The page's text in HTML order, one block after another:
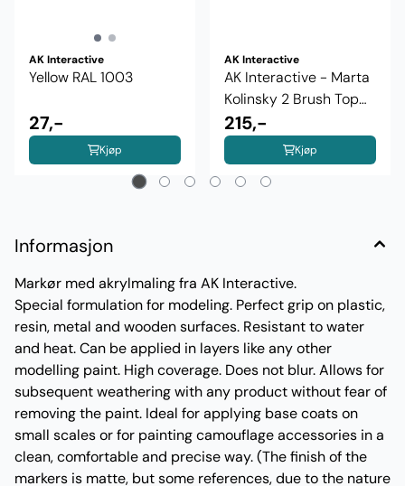
AK Interactive
Yellow RAL 1003
27,-
Kjøp
AK Interactive
AK Interactive - Marta
Kolinsky 2 Brush Top
Line
215,-
Kjøp
Informasjon
Markør med akrylmaling fra AK Interactive.
Special formulation for modeling. Perfect grip on plastic,
resin, metal and wooden surfaces. Resistant to water
and heat. Can be applied in layers like any other
modelling paint. High coverage. Does not blur. Allows for
subsequent weathering with any product without fear of
removing the paint. Ideal for applying base coats on
small scales or for painting camouflage accessories in a
clean, comfortable and precise way. (The finish of the
markers is matte, but some references, due to the nature